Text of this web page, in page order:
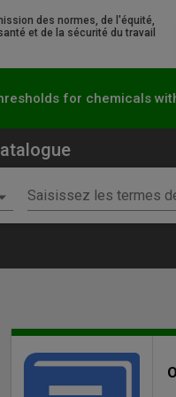
des normes, de l'équité,
et de la sécurité du travail
for chemicals
Saisissez les termes
Odor
thresholds
Entête
de